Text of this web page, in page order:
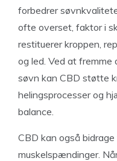
forbedrer
ofte overset, faktor i
restituerer kroppen,
og led. Ved at
søvn kan CBD støtte
helingsprocesser og
balance.
CBD kan også
muskelspændinger.